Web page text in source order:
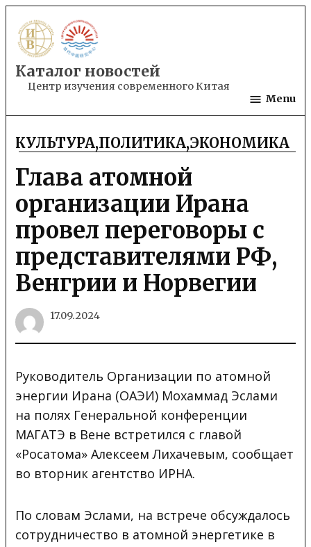
to
content
Каталог новостей
Центр изучения современного Китая
Menu
POSTED
IN
КУЛЬТУРА,ПОЛИТИКА,ЭКОНОМИКА
Глава атомной
организации Ирана
провел переговоры с
представителями РФ,
Венгрии и Норвегии
17.09.2024
Руководитель Организации по атомной
энергии Ирана (ОАЭИ) Мохаммад Эслами
на полях Генеральной конференции
МАГАТЭ в Вене встретился с главой
«Росатома» Алексеем Лихачевым, сообщает
во вторник агентство ИРНА.
По словам Эслами, на встрече обсуждалось
сотрудничество в атомной энергетике в